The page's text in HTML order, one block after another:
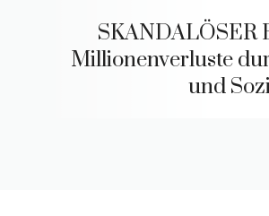
SKANDALÖSER
Millionenverluste
und